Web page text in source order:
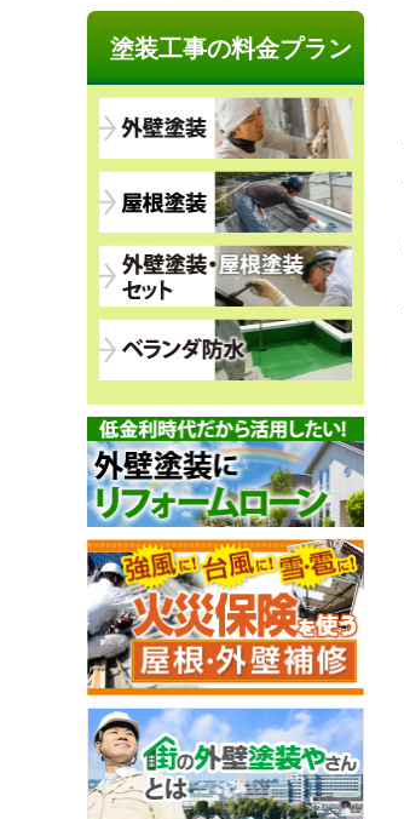
塗装工事の料金プラン